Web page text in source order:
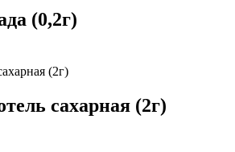
(0,2г)
сахарная (2г)